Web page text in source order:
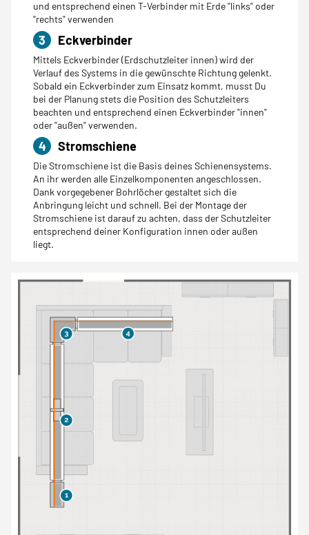
und entsprechend einen T-Verbinder mit Erde "links" oder
"rechts" verwenden
3 Eckverbinder
Mittels Eckverbinder (Erdschutzleiter innen) wird der
Verlauf des Systems in die gewünschte Richtung gelenkt.
Sobald ein Eckverbinder zum Einsatz kommt, musst Du
bei der Planung stets die Position des Schutzleiters
beachten und entsprechend einen Eckverbinder "innen"
oder "außen" verwenden.
4 Stromschiene
Die Stromschiene ist die Basis deines Schienensystems.
An ihr werden alle Einzelkomponenten angeschlossen.
Dank vorgegebener Bohrlöcher gestaltet sich die
Anbringung leicht und schnell. Bei der Montage der
Stromschiene ist darauf zu achten, dass der Schutzleiter
entsprechend deiner Konfiguration innen oder außen
liegt.